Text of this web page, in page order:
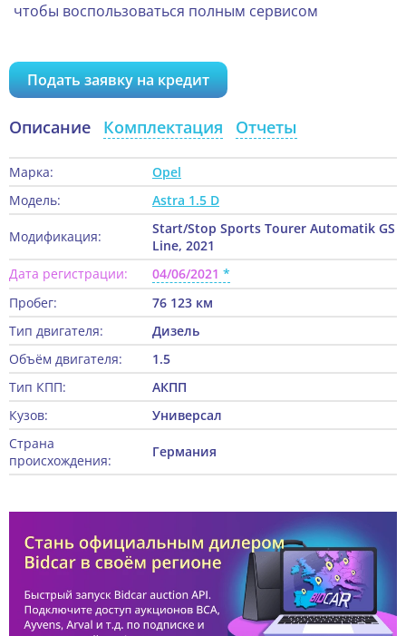
чтобы воспользоваться полным сервисом
Подать заявку на кредит
Описание Комплектация Отчеты
Марка:
Opel
Модель:
Astra 1.5 D
Модификация:
Start/Stop Sports Tourer Automatik GS
Line, 2021
Дата регистрации:
04/06/2021
Пробег:
76 123 км
Тип двигателя:
Дизель
Объём двигателя:
1.5
Тип КПП:
АКПП
Кузов:
Универсал
Страна
происхождения:
Германия